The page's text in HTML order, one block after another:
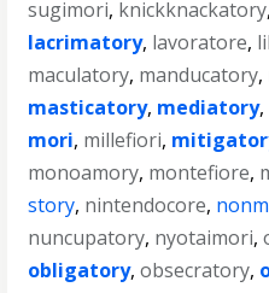
sugimori, knickknackatory,
lacrimatory, lavoratore,
maculatory, manducatory,
masticatory, mediatory,
mori, millefiori,
monoamory, montefiore,
story, nintendocore,
nuncupatory, nyotaimori,
obligatory,obsecratory,